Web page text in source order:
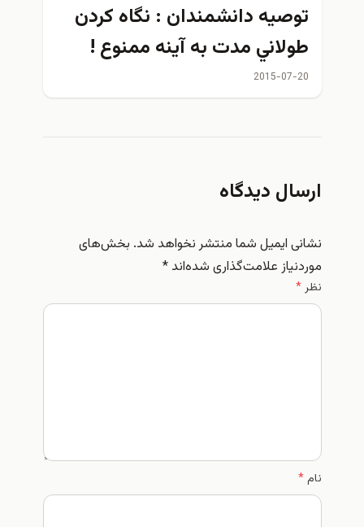
توصيه دانشمندان : نگاه كردن
طولاني مدت به آينه ممنوع !
2015-07-20
ارسال دیدگاه
نشانی ایمیل شما منتشر نخواهد شد. بخش‌های
موردنیاز علامت‌گذاری شده‌اند*
نظر*
نام*